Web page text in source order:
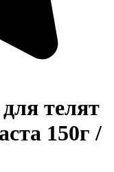
телят
150г /